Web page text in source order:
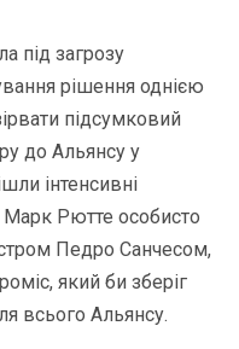
під загрозу
рішення однією
підсумковий
до Альянсу у
інтенсивні
Рютте особисто
Педро Санчесом,
який би зберіг
всього Альянсу.